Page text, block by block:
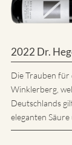
2022 Dr.
Die Trauben für
Winklerberg,
Deutschlands
eleganten Säure